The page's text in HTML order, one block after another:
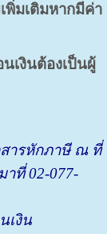
พิ่มเติมหากมีค่า
เงินต้องเป็นผู้
สารหักภาษี ณ ที่
าที่02-077-
เงิน